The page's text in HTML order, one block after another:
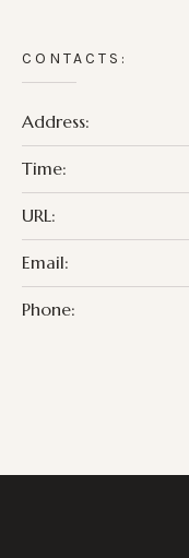
CONTACTS:
Address:
Time:
URL:
Email:
Phone: